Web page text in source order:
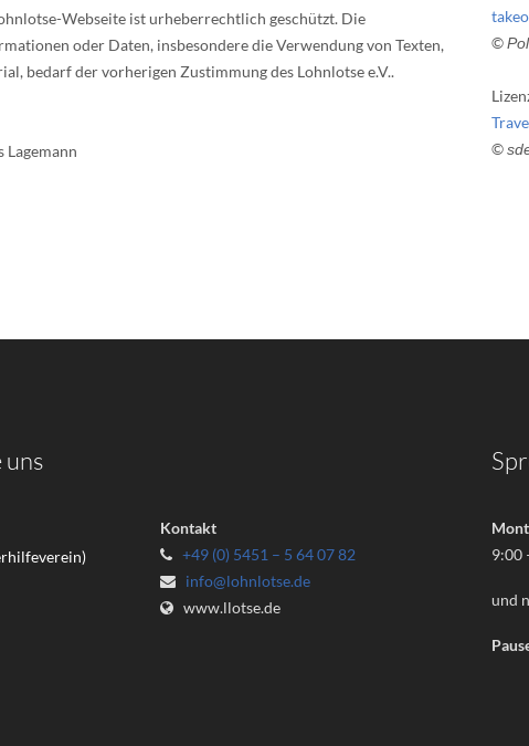
Webseite ist urheberrechtlich geschützt. Die
oder Daten, insbesondere die Verwendung von Texten,
bedarf der vorherigen Zustimmung des Lohnlotse e.V..
Lagemann
©
©
uns
Kontakt
+49 (0) 5451 – 5 64 07 82
info@lohnlotse.de
www.llotse.de
9:00
und